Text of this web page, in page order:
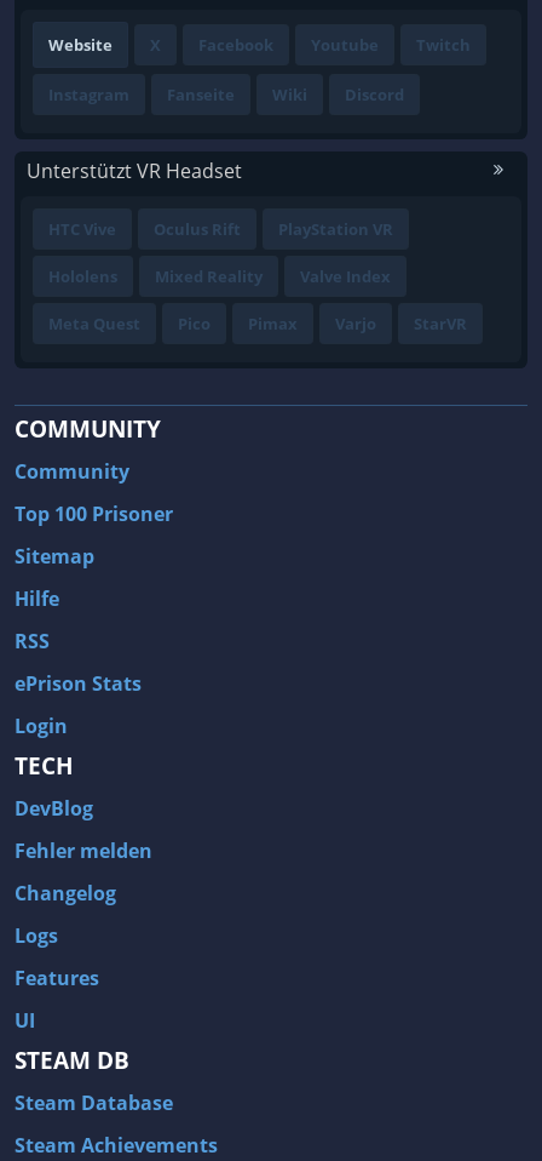
Website X Facebook Youtube Twitch
Instagram Fanseite Wiki Discord
Unterstützt VR Headset
HTC Vive Oculus Rift PlayStation VR
Hololens Mixed Reality Valve Index
Meta Quest Pico Pimax Varjo StarVR
COMMUNITY
Community
Top 100 Prisoner
Sitemap
Hilfe
RSS
ePrison Stats
Login
TECH
DevBlog
Fehler melden
Changelog
Logs
Features
UI
STEAM DB
Steam Database
Steam Achievements